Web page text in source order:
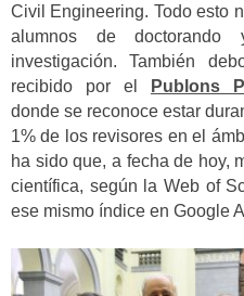
Civil Engineering. Todo esto
alumnos de
investigación. También
recibido por el
Publons
donde se reconoce estar
1% de los revisores en el
ha sido que, a fecha de hoy,
científica, según la Web of
ese mismo índice en Google